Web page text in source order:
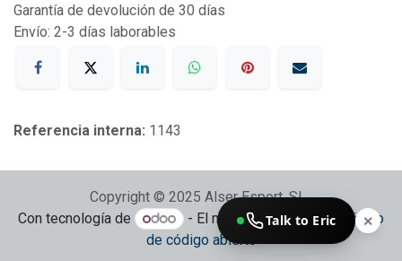
Garantía de devolución de 30 días
Envío: 2-3 días laborables
Referencia interna: 1143
Copyright © 2025 Alser Esport, SL
Con tecnología de
- El mejorComercio electrónico
de código abierto
Talk to Eric ✕